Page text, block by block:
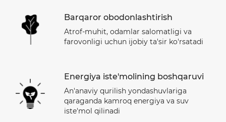
Barqaror obodonlashtirish
Atrof-muhit, odamlar salomatligi va
farovonligi uchun ijobiy ta'sir ko'rsatadi
Energiya iste'molining boshqaruvi
An'anaviy qurilish yondashuvlariga
qaraganda kamroq energiya va suv
iste'mol qilinadi